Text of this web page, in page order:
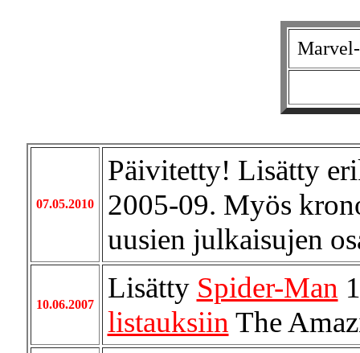
07.05.2010
Päivitetty! Lisätty
2005-09. Myös
uusien julkaisujen
10.06.2007
Lisätty Spider-Man
listauksiin The